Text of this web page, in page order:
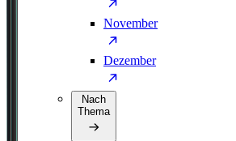
November
Dezember
Nach
Thema